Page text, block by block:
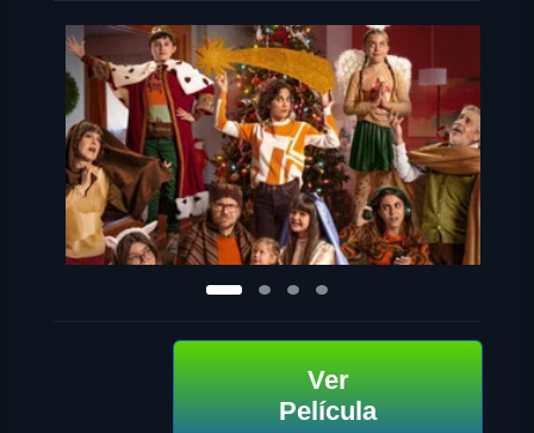
Ver
Película